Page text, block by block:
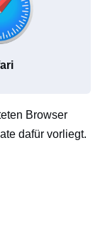
Browser
dafür vorliegt.